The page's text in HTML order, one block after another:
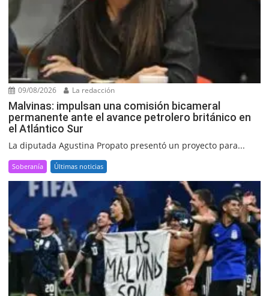
09/08/2026 La redacción
Malvinas: impulsan una comisión bicameral
permanente ante el avance petrolero británico en
el Atlántico Sur
La diputada Agustina Propato presentó un proyecto para...
Soberanía Últimas noticias